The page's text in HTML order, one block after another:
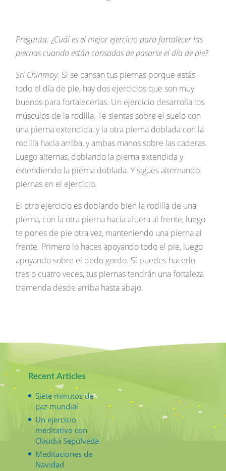
Pregunta: ¿Cuál es el mejor ejercicio para fortalecer las
piernas cuando están cansadas de pasarse el día de pie?
Sri Chinmoy: Si se cansan tus piernas porque estás
todo el día de pie, hay dos ejercicios que son muy
buenos para fortalecerlas. Un ejercicio desarrolla los
músculos de la rodilla. Te sientas sobre el suelo con
una pierna extendida, y la otra pierna doblada con la
rodilla hacia arriba, y ambas manos sobre las caderas.
Luego alternas, doblando la pierna extendida y
extendiendo la pierna doblada. Y sigues alternando
piernas en el ejercicio.
El otro ejercicio es doblando bien la rodilla de una
pierna, con la otra pierna hacia afuera al frente, luego
te pones de pie otra vez, manteniendo una pierna al
frente. Primero lo haces apoyando todo el pie, luego
apoyando sobre el dedo gordo. Si puedes hacerlo
tres o cuatro veces, tus piernas tendrán una fortaleza
tremenda desde arriba hasta abajo.
Recent Articles
Siete minutos de
paz mundial
Un ejercicio
meditativo con
Claudia Sepúlveda
Meditaciones de
Navidad